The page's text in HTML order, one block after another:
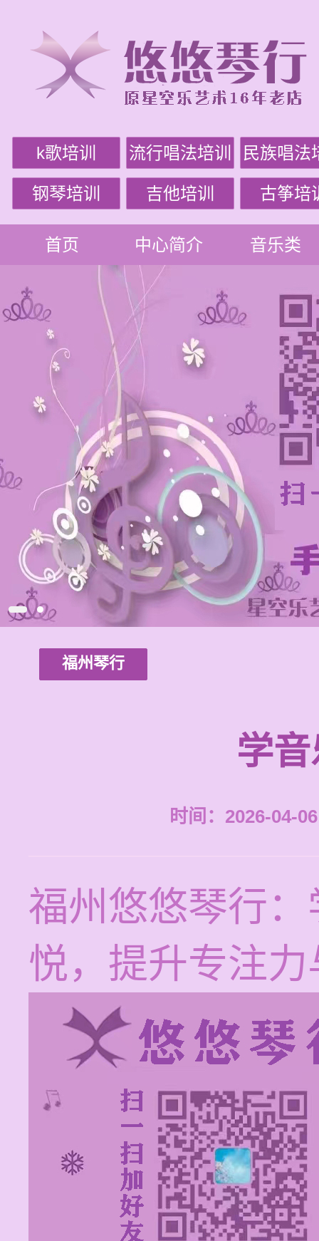
k歌培训 流行唱法培训 民族唱法
钢琴培训 吉他培训 古筝培
首页 中心简介 音乐类
福州琴行
学
时间：2026-04-
福州悠悠琴行
悦，提升专注